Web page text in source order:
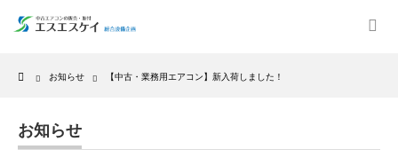
Home
お知らせ 【中古・業務用エアコン】新入荷しました！
お知らせ